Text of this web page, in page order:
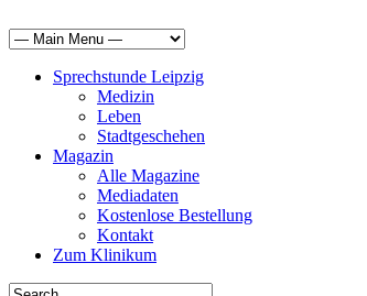
Sprechstunde Leipzig
Medizin
Leben
Stadtgeschehen
Magazin
Alle Magazine
Mediadaten
Kostenlose Bestellung
Kontakt
Zum Klinikum